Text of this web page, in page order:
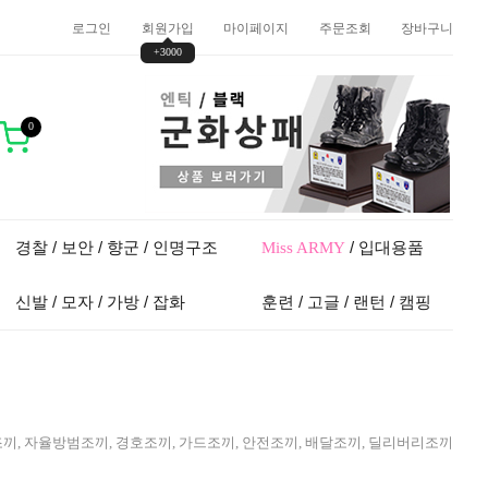
로그인 회원가입
+3000
마이페이지 주문조회 장바구니
0
경찰 / 보안 / 향군 / 인명구조
신발 / 모자 / 가방 / 잡화
Miss ARMY/ 입대용품
훈련 / 고글 / 랜턴 / 캠핑
, 자율방범조끼, 경호조끼, 가드조끼, 안전조끼, 배달조끼, 딜리버리조끼